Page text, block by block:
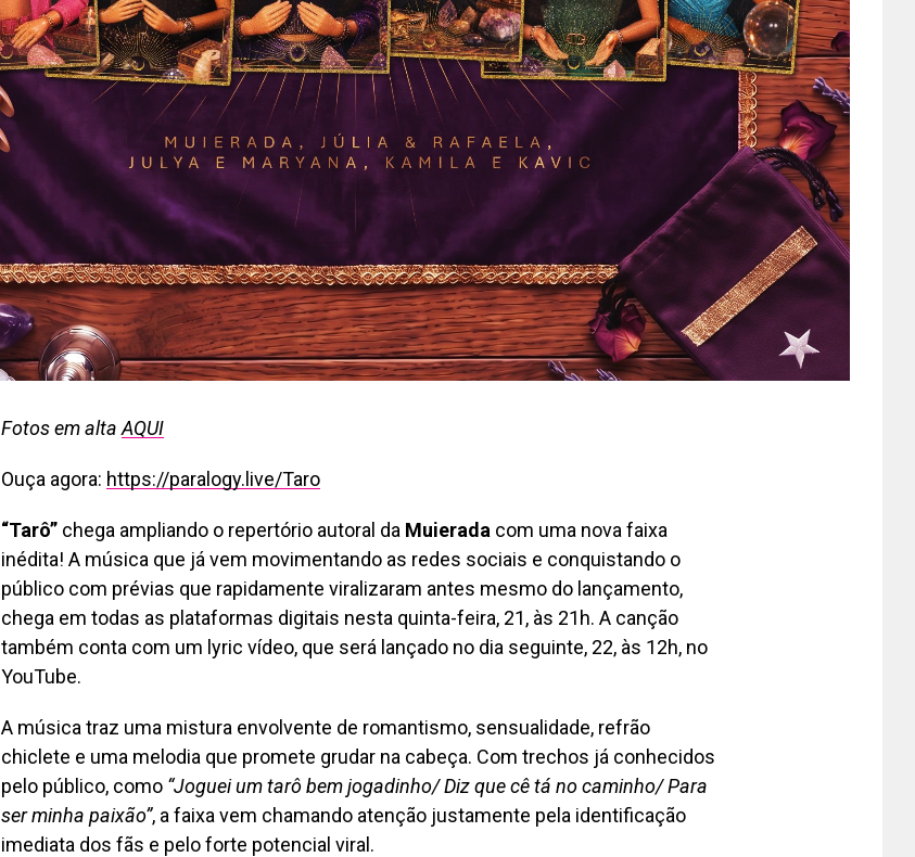
Fotos em alta AQUI
Ouça agora: https://paralogy.live/Taro
“Tarô” chega ampliando o repertório autoral da Muierada com uma nova faixa
inédita! A música que já vem movimentando as redes sociais e conquistando o
público com prévias que rapidamente viralizaram antes mesmo do lançamento,
chega em todas as plataformas digitais nesta quinta-feira, 21, às 21h. A canção
também conta com um lyric vídeo, que será lançado no dia seguinte, 22, às 12h, no
YouTube.
A música traz uma mistura envolvente de romantismo, sensualidade, refrão
chiclete e uma melodia que promete grudar na cabeça. Com trechos já conhecidos
pelo público, como “Joguei um tarô bem jogadinho/ Diz que cê tá no caminho/ Para
ser minha paixão”, a faixa vem chamando atenção justamente pela identificação
imediata dos fãs e pelo forte potencial viral.